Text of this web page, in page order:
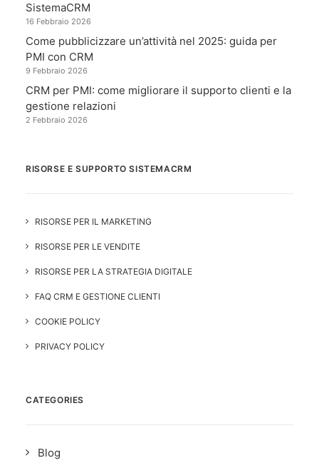
SistemaCRM
16 Febbraio 2026
Come pubblicizzare un’attività nel 2025: guida per
PMI con CRM
9 Febbraio 2026
CRM per PMI: come migliorare il supporto clienti e la
gestione relazioni
2 Febbraio 2026
RISORSE E SUPPORTO SISTEMACRM
RISORSE PER IL MARKETING
RISORSE PER LE VENDITE
RISORSE PER LA STRATEGIA DIGITALE
FAQ CRM E GESTIONE CLIENTI
COOKIE POLICY
PRIVACY POLICY
CATEGORIES
Blog